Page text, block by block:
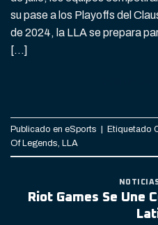
su pase a los Playoffs del
de 2024, la LLA se prepara
[…]
Publicado en eSports Etiquetado
Of Legends, LLA
Riot Games Se Une